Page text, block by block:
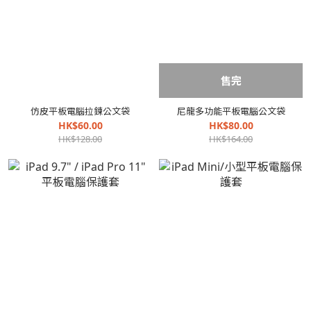
仿皮平板電腦拉鍊公文袋
HK$60.00
HK$128.00
售完
尼龍多功能平板電腦公文袋
HK$80.00
HK$164.00